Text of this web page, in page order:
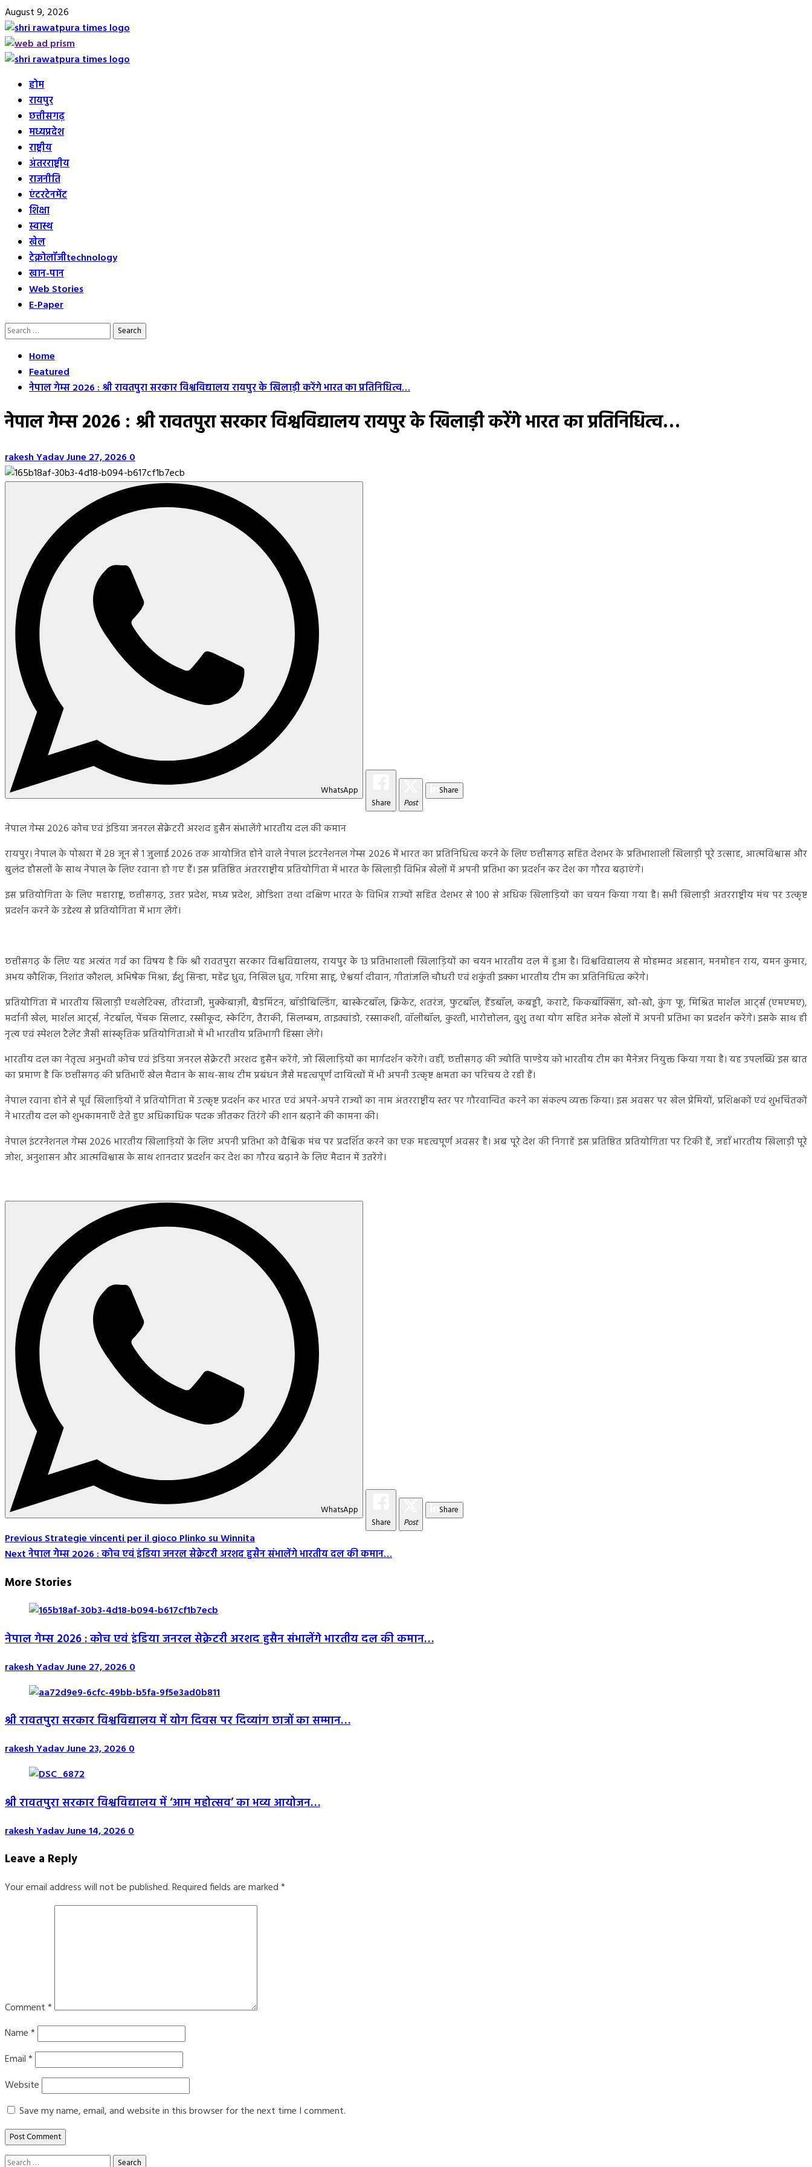
Skip
to
content
August 9, 2026
Primary
होम
रायपुर
छत्तीसगढ़
मध्यप्रदेश
राष्ट्रीय
अंतरराष्ट्रीय
राजनीति
एंटरटेनमेंट
शिक्षा
स्वास्थ
खेल
टेक्नोलॉजीtechnology
खान-पान
Web Stories
E-Paper
Search
Home
Featured
नेपाल गेम्स 2026 : श्री रावतपुरा सरकार विश्वविद्यालय रायपुर के खिलाड़ी करेंगे भारत का प्रतिनिधित्व…
नेपाल गेम्स 2026 : श्री रावतपुरा सरकार विश्वविद्यालय रायपुर के खिलाड़ी करेंगे भारत का प्रतिनिधित्व…
rakesh YadavJune 27, 20260
WhatsApp
Share
Post
Share
नेपाल गेम्स 2026 कोच एवं इंडिया जनरल सेक्रेटरी अरशद हुसैन संभालेंगे भारतीय दल की कमान
रायपुर। नेपाल के पोखरा में 28 जून से 1 जुलाई 2026 तक आयोजित होने वाले नेपाल इंटरनेशनल गेम्स 2026 में भारत का प्रतिनिधित्व करने के लिए छत्तीसगढ़ सहित देशभर के प्रतिभाशाली खिलाड़ी पूरे उत्साह, आत्मविश्वास और
बुलंद हौसलों के साथ नेपाल के लिए रवाना हो गए हैं। इस प्रतिष्ठित अंतरराष्ट्रीय प्रतियोगिता में भारत के खिलाड़ी विभिन्न खेलों में अपनी प्रतिभा का प्रदर्शन कर देश का गौरव बढ़ाएंगे।
इस प्रतियोगिता के लिए महाराष्ट्र, छत्तीसगढ़, उत्तर प्रदेश, मध्य प्रदेश, ओडिशा तथा दक्षिण भारत के विभिन्न राज्यों सहित देशभर से 100 से अधिक खिलाड़ियों का चयन किया गया है। सभी खिलाड़ी अंतरराष्ट्रीय मंच पर उत्कृष्ट
प्रदर्शन करने के उद्देश्य से प्रतियोगिता में भाग लेंगे।
छत्तीसगढ़ के लिए यह अत्यंत गर्व का विषय है कि श्री रावतपुरा सरकार विश्वविद्यालय, रायपुर के 13 प्रतिभाशाली खिलाड़ियों का चयन भारतीय दल में हुआ है। विश्वविद्यालय से मोहम्मद अहसान, मनमोहन राय, यमन कुमार,
अभय कौशिक, निशांत कौशल, अभिषेक मिश्रा, ईशु सिन्हा, महेंद्र ध्रुव, निखिल ध्रुव, गरिमा साहू, ऐश्वर्या दीवान, गीतांजलि चौधरी एवं शकुंती इक्का भारतीय टीम का प्रतिनिधित्व करेंगे।
प्रतियोगिता में भारतीय खिलाड़ी एथलेटिक्स, तीरंदाजी, मुक्केबाज़ी, बैडमिंटन, बॉडीबिल्डिंग, बास्केटबॉल, क्रिकेट, शतरंज, फुटबॉल, हैंडबॉल, कबड्डी, कराटे, किकबॉक्सिंग, खो-खो, कुंग फू, मिश्रित मार्शल आर्ट्स (एमएमए),
मर्दानी खेल, मार्शल आर्ट्स, नेटबॉल, पेंचक सिलाट, रस्सीकूद, स्केटिंग, तैराकी, सिलम्बम, ताइक्वांडो, रस्साकशी, वॉलीबॉल, कुश्ती, भारोत्तोलन, वुशु तथा योग सहित अनेक खेलों में अपनी प्रतिभा का प्रदर्शन करेंगे। इसके साथ ही
नृत्य एवं स्पेशल टैलेंट जैसी सांस्कृतिक प्रतियोगिताओं में भी भारतीय प्रतिभागी हिस्सा लेंगे।
भारतीय दल का नेतृत्व अनुभवी कोच एवं इंडिया जनरल सेक्रेटरी अरशद हुसैन करेंगे, जो खिलाड़ियों का मार्गदर्शन करेंगे। वहीं, छत्तीसगढ़ की ज्योति पाण्डेय को भारतीय टीम का मैनेजर नियुक्त किया गया है। यह उपलब्धि इस बात
का प्रमाण है कि छत्तीसगढ़ की प्रतिभाएँ खेल मैदान के साथ-साथ टीम प्रबंधन जैसे महत्वपूर्ण दायित्वों में भी अपनी उत्कृष्ट क्षमता का परिचय दे रही हैं।
नेपाल रवाना होने से पूर्व खिलाड़ियों ने प्रतियोगिता में उत्कृष्ट प्रदर्शन कर भारत एवं अपने-अपने राज्यों का नाम अंतरराष्ट्रीय स्तर पर गौरवान्वित करने का संकल्प व्यक्त किया। इस अवसर पर खेल प्रेमियों, प्रशिक्षकों एवं शुभचिंतकों
ने भारतीय दल को शुभकामनाएँ देते हुए अधिकाधिक पदक जीतकर तिरंगे की शान बढ़ाने की कामना की।
नेपाल इंटरनेशनल गेम्स 2026 भारतीय खिलाड़ियों के लिए अपनी प्रतिभा को वैश्विक मंच पर प्रदर्शित करने का एक महत्वपूर्ण अवसर है। अब पूरे देश की निगाहें इस प्रतिष्ठित प्रतियोगिता पर टिकी हैं, जहाँ भारतीय खिलाड़ी पूरे
जोश, अनुशासन और आत्मविश्वास के साथ शानदार प्रदर्शन कर देश का गौरव बढ़ाने के लिए मैदान में उतरेंगे।
WhatsApp
Share
Post
Share
Post
Navigation
PreviousStrategie vincenti per il gioco Plinko su Winnita
Nextनेपाल गेम्स 2026 : कोच एवं इंडिया जनरल सेक्रेटरी अरशद हुसैन संभालेंगे भारतीय दल की कमान…
More Stories
नेपाल गेम्स 2026 : कोच एवं इंडिया जनरल सेक्रेटरी अरशद हुसैन संभालेंगे भारतीय दल की कमान…
rakesh YadavJune 27, 20260
श्री रावतपुरा सरकार विश्वविद्यालय में योग दिवस पर दिव्यांग छात्रों का सम्मान…
rakesh YadavJune 23, 20260
श्री रावतपुरा सरकार विश्वविद्यालय में ‘आम महोत्सव’ का भव्य आयोजन…
rakesh YadavJune 14, 20260
Leave a Reply
Your email address will not be published.Required fields are marked*
Comment*
Name*
Email*
Website
Save my name, email, and website in this browser for the next time I comment.
Search